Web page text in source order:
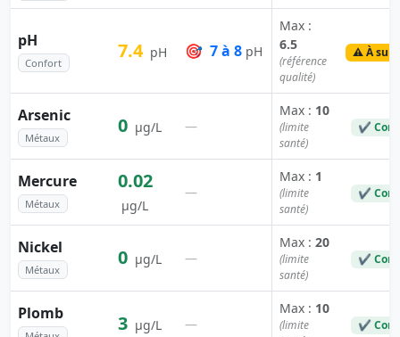
pH
Confort
7.4 pH 🎯 7 à 8 pH
Max :
6.5
(référence
qualité)
⚠️ À
Arsenic
Métaux
0 µg/L —
Max : 10
(limite
santé)
✔
Mercure
Métaux
0.02
µg/L
—
Max : 1
(limite
santé)
✔
Nickel
Métaux
0 µg/L —
Max : 20
(limite
santé)
✔
Plomb 3 µg/L —
Max : 10
(limite
✔